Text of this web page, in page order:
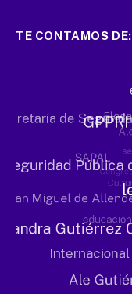
TE CONTAMOS DE: